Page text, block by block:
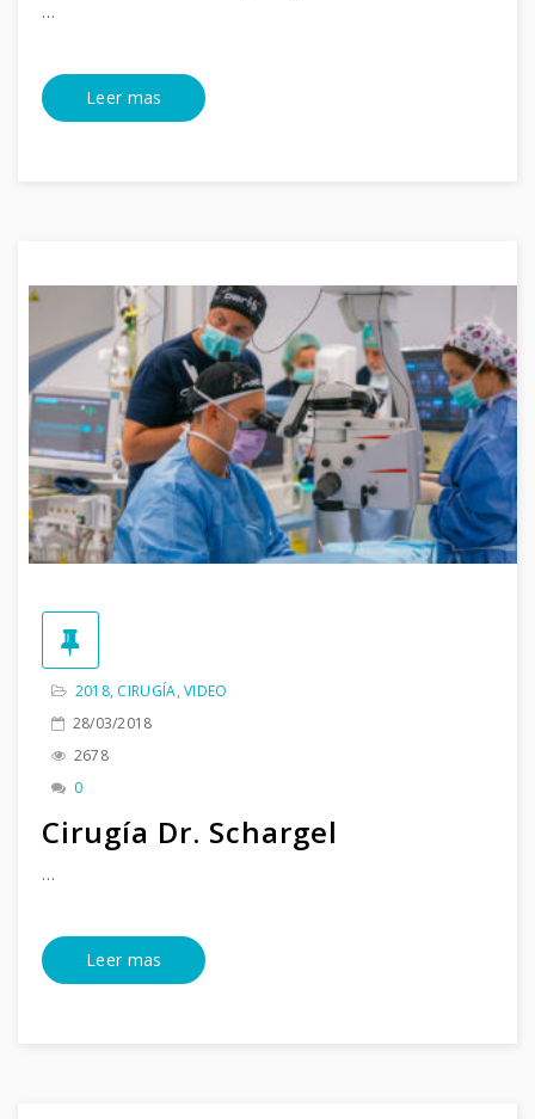
…
Leer mas
2018, CIRUGÍA,VIDEO
28/03/2018
2678
0
Cirugía Dr. Schargel
…
Leer mas